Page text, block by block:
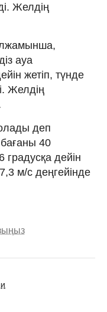
Желдің
ауа
жетіп, түнде
Желдің
деп
40
градусқа дейін
м/с деңгейінде